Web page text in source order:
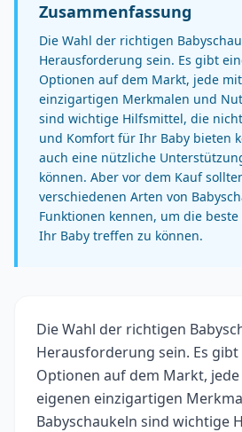
Zusammenfassung
Die Wahl der richtigen
Herausforderung sein. Es gibt
Optionen auf dem Markt, jede
einzigartigen Merkmalen und
sind wichtige Hilfsmittel, die
und Komfort für Ihr Baby bieten
auch eine nützliche
können. Aber vor dem Kauf
verschiedenen Arten von
Funktionen kennen, um die
Ihr Baby treffen zu können.
Die Wahl der richtigen
Herausforderung sein. Es gibt
Optionen auf dem Markt,
eigenen einzigartigen
Babyschaukeln sind wichtige